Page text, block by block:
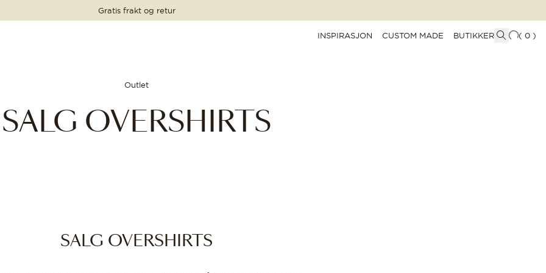
Gratis frakt og retur
INSPIRASJON CUSTOM MADE BUTIKKER ( 0 )
Outlet
SALG OVERSHIRTS
SALG OVERSHIRTS